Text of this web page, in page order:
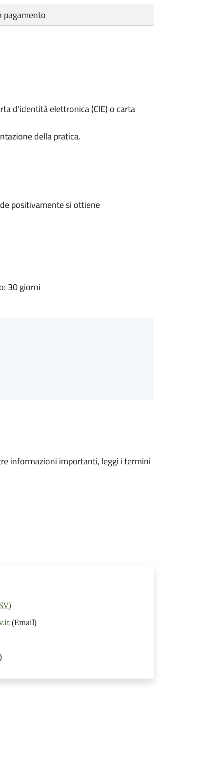
pagamento
d’identità elettronica (CIE) o carta
della pratica.
positivamente si ottiene
30 giorni
informazioni importanti, leggi i termini
(Email)